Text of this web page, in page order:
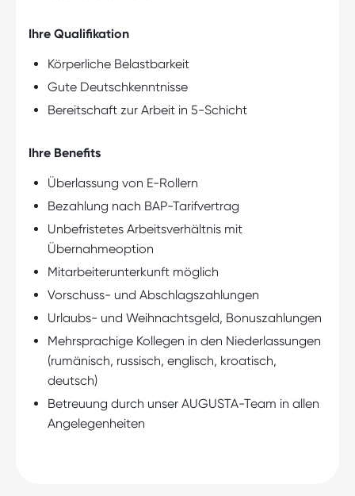
Ihre Qualifikation
Körperliche Belastbarkeit
Gute Deutschkenntnisse
Bereitschaft zur Arbeit in 5-Schicht
Ihre Benefits
Überlassung von E-Rollern
Bezahlung nach BAP-Tarifvertrag
Unbefristetes Arbeitsverhältnis mit
Übernahmeoption
Mitarbeiterunterkunft möglich
Vorschuss- und Abschlagszahlungen
Urlaubs- und Weihnachtsgeld, Bonuszahlungen
Mehrsprachige Kollegen in den Niederlassungen
(rumänisch, russisch, englisch, kroatisch,
deutsch)
Betreuung durch unser AUGUSTA-Team in allen
Angelegenheiten